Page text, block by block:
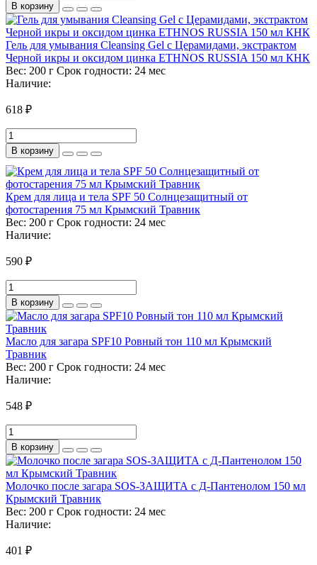
В корзину
Гель для умывания Cleansing Gel с Церамидами, экстрактом
Черной икры и оксидом цинка ETHNOS RUSSIA 150 мл КНК
Вес: 200 г Срок годности: 24 мес
Наличие:
618 ₽
В корзину
Крем для лица и тела SPF 50 Солнцезащитный от
фотостарения 75 мл Крымский Травник
Вес: 200 г Срок годности: 24 мес
Наличие:
590 ₽
В корзину
Масло для загара SPF10 Ровный тон 110 мл Крымский
Травник
Вес: 200 г Срок годности: 24 мес
Наличие:
548 ₽
В корзину
Молочко после загара SOS-ЗАЩИТА с Д-Пантенолом 150 мл
Крымский Травник
Вес: 200 г Срок годности: 24 мес
Наличие:
401 ₽